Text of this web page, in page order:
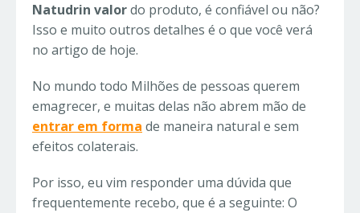
Natudrin valordo produto, é confiável ou não?
Isso e muito outros detalhes é o que você verá
no artigo de hoje.
No mundo todo Milhões de pessoas querem
emagrecer, e muitas delas não abrem mão de
entrar em forma de maneira natural e sem
efeitos colaterais.
Por isso, eu vim responder uma dúvida que
frequentemente recebo, que é a seguinte: O